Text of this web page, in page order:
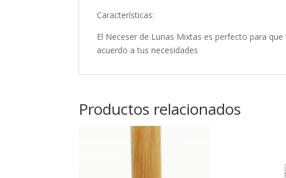
Características:
El Neceser de Lunas Mixtas es perfecto para
acuerdo a tus necesidades
Productos relacionados